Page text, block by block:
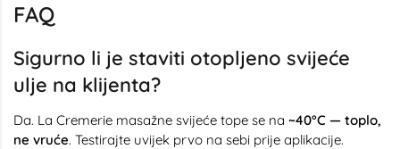
FAQ
Sigurno li je staviti otopljeno svijeće
ulje na klijenta?
Da. La Cremerie masažne svijeće tope se na ~40°C — toplo,
ne vruće. Testirajte uvijek prvo na sebi prije aplikacije.